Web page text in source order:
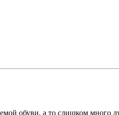
обуви, а то слишком много